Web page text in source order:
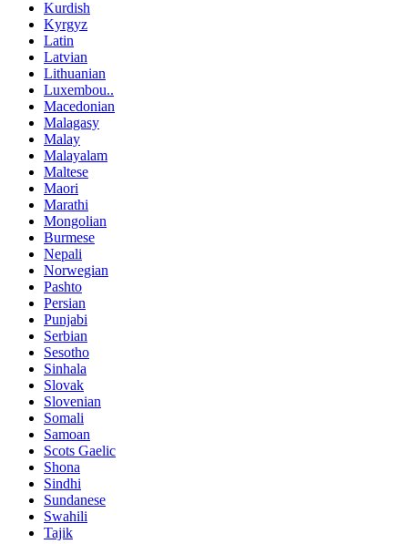
Kurdish
Kyrgyz
Latin
Latvian
Lithuanian
Luxembou..
Macedonian
Malagasy
Malay
Malayalam
Maltese
Maori
Marathi
Mongolian
Burmese
Nepali
Norwegian
Pashto
Persian
Punjabi
Serbian
Sesotho
Sinhala
Slovak
Slovenian
Somali
Samoan
Scots Gaelic
Shona
Sindhi
Sundanese
Swahili
Tajik